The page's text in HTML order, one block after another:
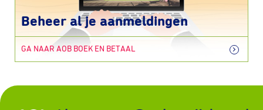
Beheer al je aanmeldingen
GA NAAR AOB BOEK EN BETAAL